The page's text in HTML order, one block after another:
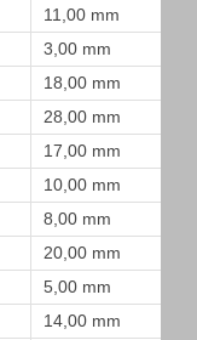
11,00 mm
3,00 mm
18,00 mm
28,00 mm
17,00 mm
10,00 mm
8,00 mm
20,00 mm
5,00 mm
14,00 mm